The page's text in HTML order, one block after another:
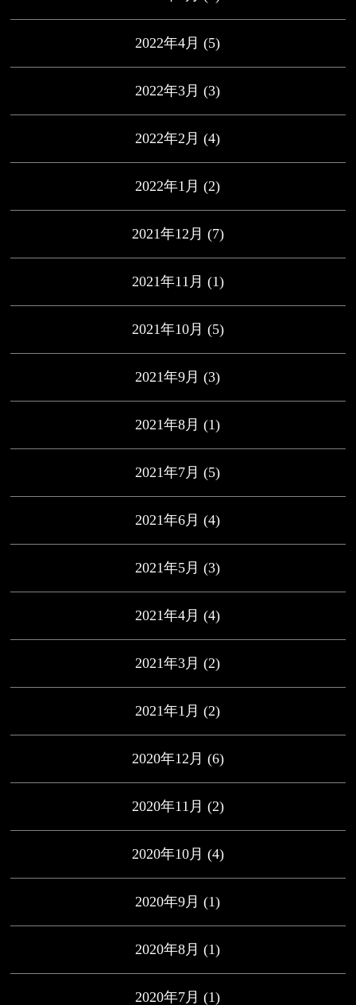
2022年4月 (5)
2022年3月 (3)
2022年2月 (4)
2022年1月 (2)
2021年12月 (7)
2021年11月 (1)
2021年10月 (5)
2021年9月 (3)
2021年8月 (1)
2021年7月 (5)
2021年6月 (4)
2021年5月 (3)
2021年4月 (4)
2021年3月 (2)
2021年1月 (2)
2020年12月 (6)
2020年11月 (2)
2020年10月 (4)
2020年9月 (1)
2020年8月 (1)
2020年7月 (1)